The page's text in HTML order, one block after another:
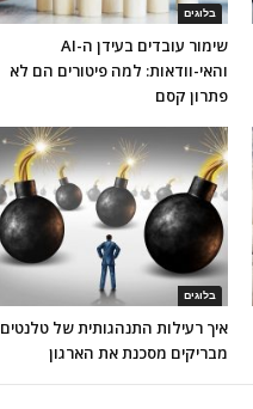
בלוגים
שימור עובדים בעידן ה-AI
והאי-וודאות: למה פיטורים הם לא
פתרון קסם
בלוגים
איך רעילות התנהגותית של טלנטים
מבריקים מסכנת את הארגון